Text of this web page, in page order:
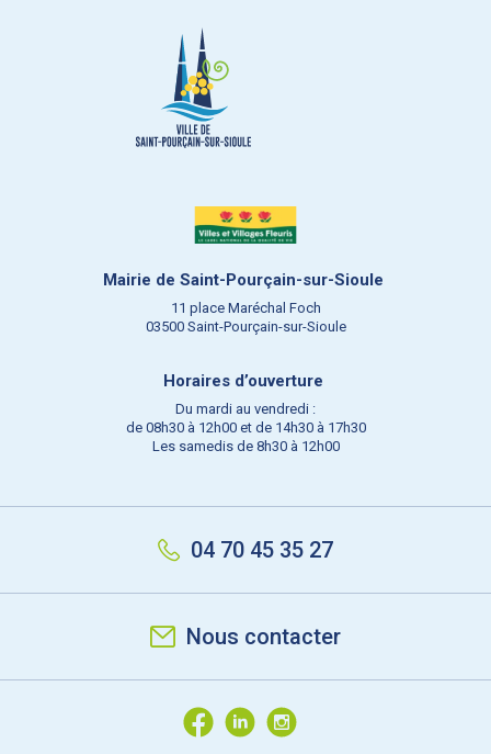
Mairie de Saint-Pourçain-sur-Sioule
11 place Maréchal Foch
03500 Saint-Pourçain-sur-Sioule
Horaires d’ouverture
Du mardi au vendredi :
de 08h30 à 12h00 et de 14h30 à 17h30
Les samedis de 8h30 à 12h00
04 70 45 35 27
Nous contacter